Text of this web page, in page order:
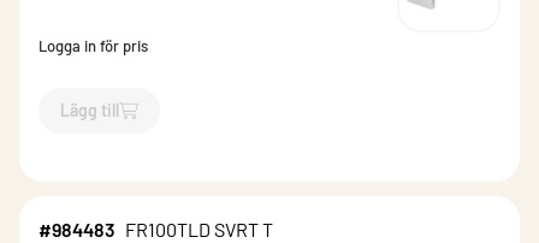
Logga in för pris
Lägg till
`$Lägg till
#984483 FR100TLD SVRT T